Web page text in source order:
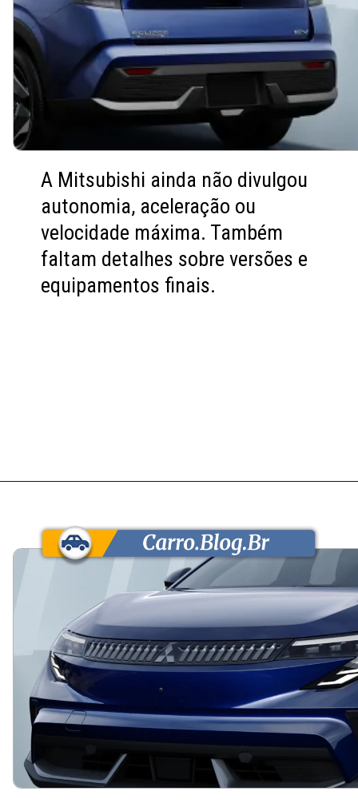
A Mitsubishi ainda não divulgou
autonomia, aceleração ou
velocidade máxima. Também
faltam detalhes sobre versões e
equipamentos finais.